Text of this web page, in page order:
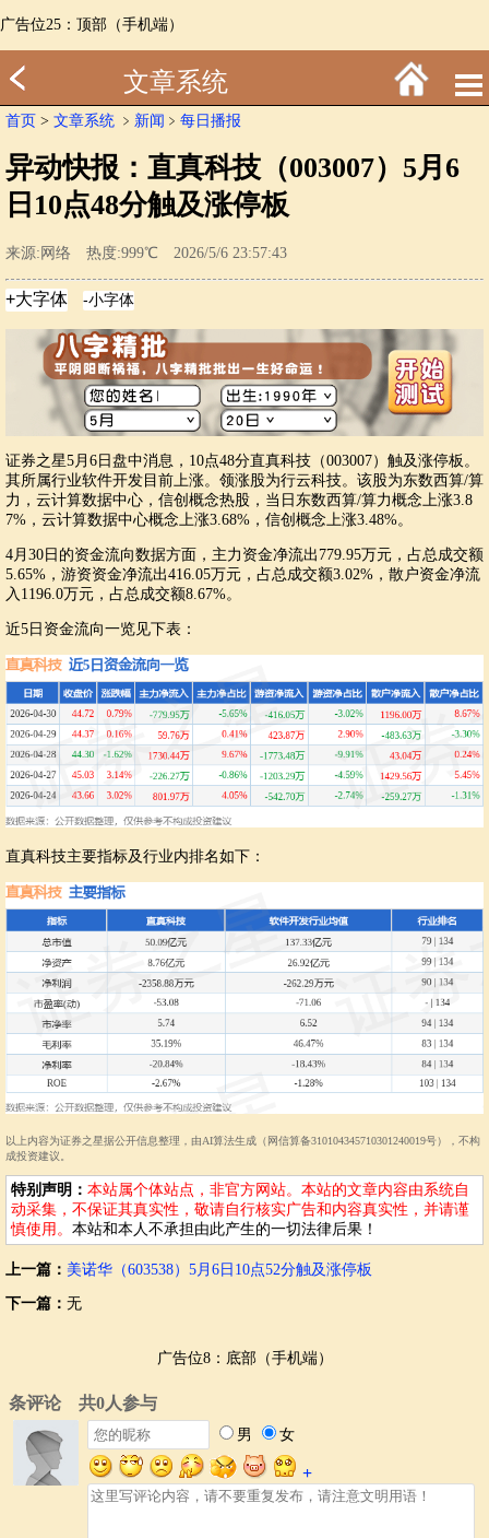
广告位25：顶部（手机端）
文章系统
首页 > 文章系统 ﹥ 新闻 ﹥ 每日播报
异动快报：直真科技（003007）5月6
日10点48分触及涨停板
来源:网络 热度:999℃ 2026/5/6 23:57:43
证券之星5月6日盘中消息，10点48分直真科技（003007）触及涨停板。
其所属行业软件开发目前上涨。领涨股为行云科技。该股为东数西算/算
力，云计算数据中心，信创概念热股，当日东数西算/算力概念上涨3.8
7%，云计算数据中心概念上涨3.68%，信创概念上涨3.48%。
4月30日的资金流向数据方面，主力资金净流出779.95万元，占总成交额
5.65%，游资资金净流出416.05万元，占总成交额3.02%，散户资金净流
入1196.0万元，占总成交额8.67%。
近5日资金流向一览见下表：
直真科技主要指标及行业内排名如下：
以上内容为证券之星据公开信息整理，由AI算法生成（网信算备310104345710301240019号），不构
成投资建议。
特别声明： 本站属个体站点，非官方网站。本站的文章内容由系统自
动采集，不保证其真实性，敬请自行核实广告和内容真实性，并请谨
慎使用。 本站和本人不承担由此产生的一切法律后果！
上一篇： 美诺华（603538）5月6日10点52分触及涨停板
下一篇： 无
广告位8：底部（手机端）